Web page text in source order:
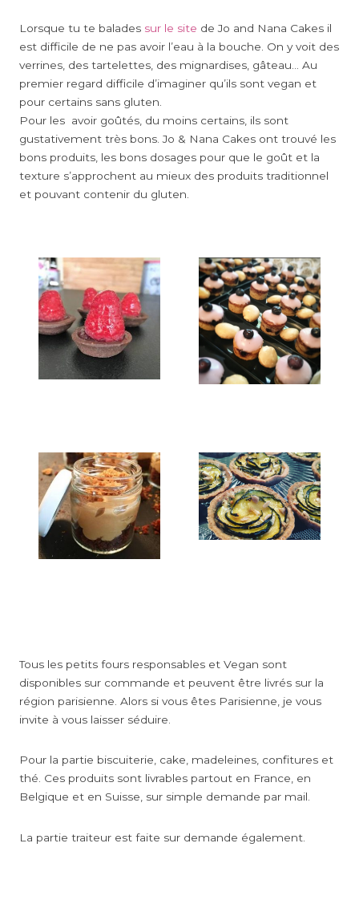
Lorsque tu te balades sur le site de Jo and Nana Cakes il
est difficile de ne pas avoir l’eau à la bouche. On y voit des
verrines, des tartelettes, des mignardises, gâteau… Au
premier regard difficile d’imaginer qu’ils sont vegan et
pour certains sans gluten.
Pour les avoir goûtés, du moins certains, ils sont
gustativement très bons. Jo & Nana Cakes ont trouvé les
bons produits, les bons dosages pour que le goût et la
texture s’approchent au mieux des produits traditionnel
et pouvant contenir du gluten.
Tous les petits fours responsables et Vegan sont
disponibles sur commande et peuvent être livrés sur la
région parisienne. Alors si vous êtes Parisienne, je vous
invite à vous laisser séduire.
Pour la partie biscuiterie, cake, madeleines, confitures et
thé. Ces produits sont livrables partout en France, en
Belgique et en Suisse, sur simple demande par mail.
La partie traiteur est faite sur demande également.